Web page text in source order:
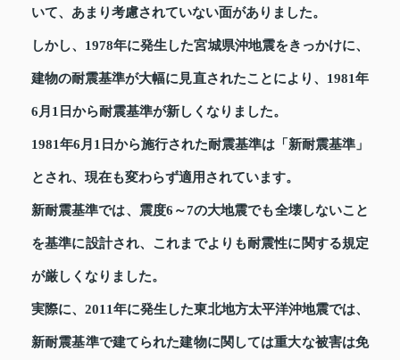
いて、あまり考慮されていない面がありました。
しかし、1978年に発生した宮城県沖地震をきっかけに、
建物の耐震基準が大幅に見直されたことにより、1981年
6月1日から耐震基準が新しくなりました。
1981年6月1日から施行された耐震基準は「新耐震基準」
とされ、現在も変わらず適用されています。
新耐震基準では、震度6～7の大地震でも全壊しないこと
を基準に設計され、これまでよりも耐震性に関する規定
が厳しくなりました。
実際に、2011年に発生した東北地方太平洋沖地震では、
新耐震基準で建てられた建物に関しては重大な被害は免